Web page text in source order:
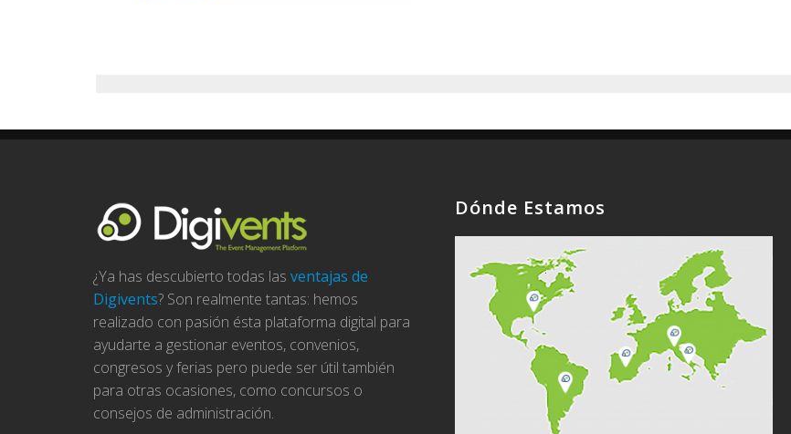
¿Ya has descubierto todas las ventajas de
Digivents? Son realmente tantas: hemos
realizado con pasión ésta plataforma digital para
ayudarte a gestionar eventos, convenios,
congresos y ferias pero puede ser útil también
para otras ocasiones, como concursos o
consejos de administración.
Dónde Estamos